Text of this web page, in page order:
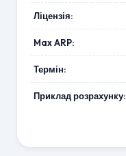
Ліцензія:
Max ARP:
Термін:
Приклад розрахунку: